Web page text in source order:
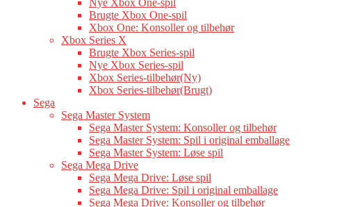
Nye Xbox One-spil
Brugte Xbox One-spil
Xbox One: Konsoller og tilbehør
Xbox Series X
Brugte Xbox Series-spil
Nye Xbox Series-spil
Xbox Series-tilbehør(Ny)
Xbox Series-tilbehør(Brugt)
Sega
Sega Master System
Sega Master System: Konsoller og tilbehør
Sega Master System: Spil i original emballage
Sega Master System: Løse spil
Sega Mega Drive
Sega Mega Drive: Løse spil
Sega Mega Drive: Spil i original emballage
Sega Mega Drive: Konsoller og tilbehør